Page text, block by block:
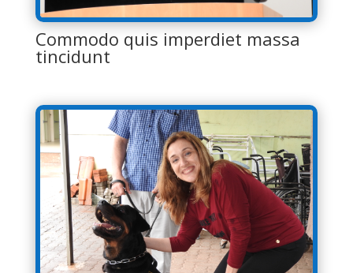
Commodo quis imperdiet massa
tincidunt